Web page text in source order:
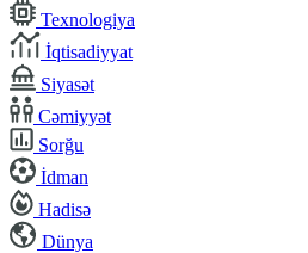
Texnologiya
İqtisadiyyat
Siyasət
Cəmiyyət
Sorğu
İdman
Hadisə
Dünya